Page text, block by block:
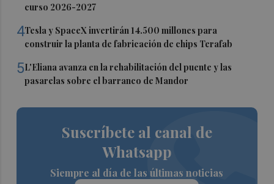
curso 2026-2027
4Tesla y SpaceX invertirán 14.500 millones para
construir la planta de fabricación de chips Terafab
5L'Eliana avanza en la rehabilitación del puente y las
pasarelas sobre el barranco de Mandor
Suscríbete al canal de
Whatsapp
Siempre al día de las últimas noticias